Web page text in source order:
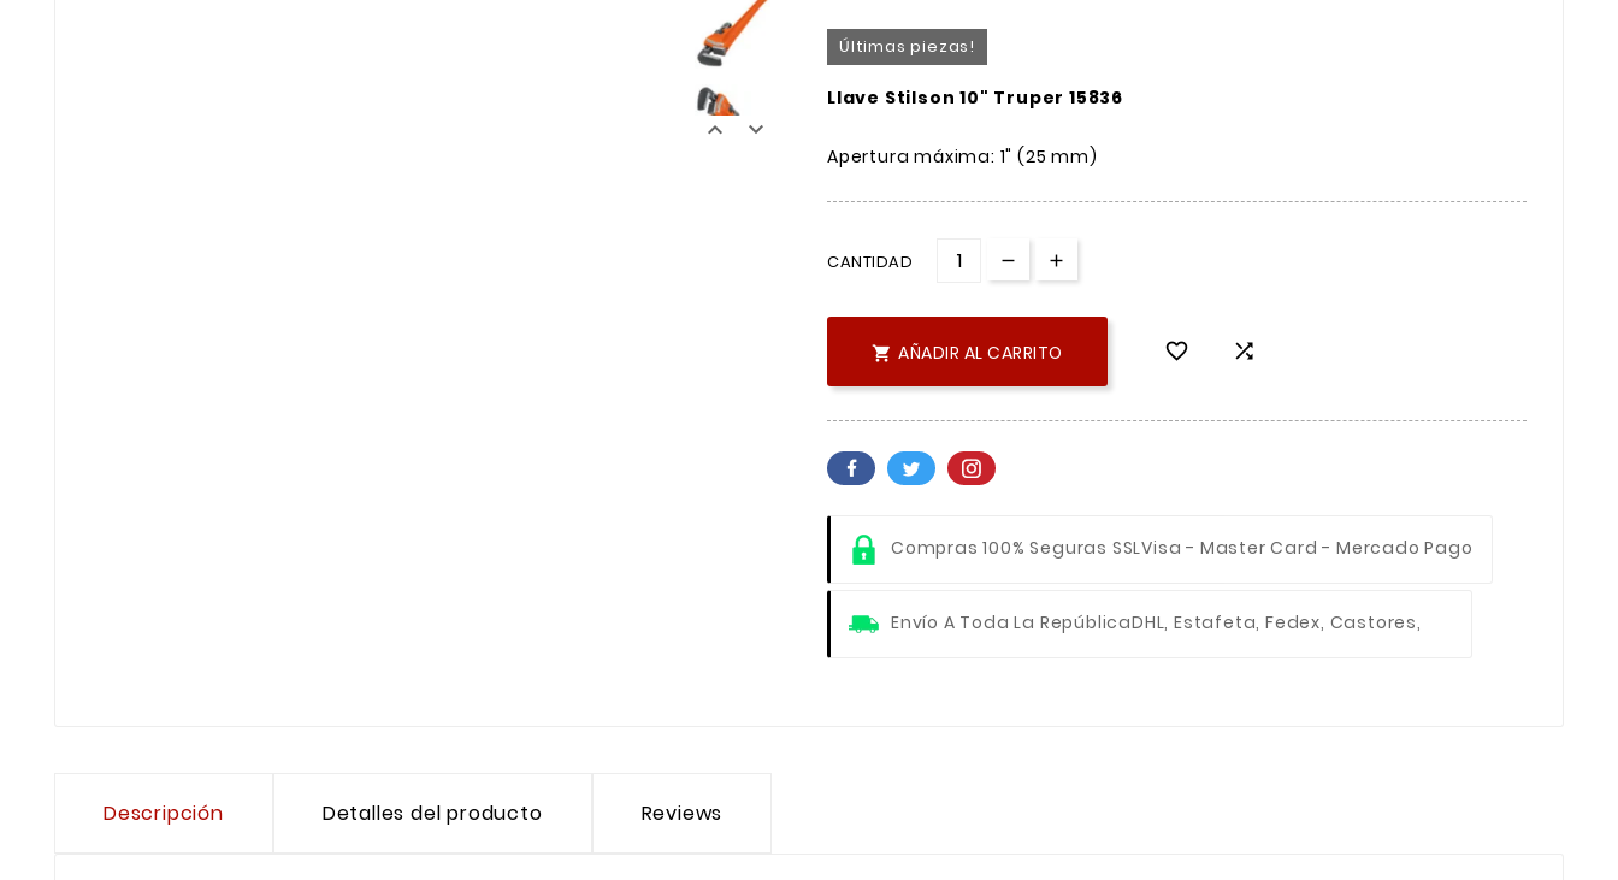
 
Últimas piezas!
Llave Stilson 10" Truper 15836
Apertura máxima: 1" (25 mm)
CANTIDAD
 AÑADIR AL CARRITO  
Compras 100% Seguras SSLVisa - Master Card - Mercado Pago
Envío A Toda La RepúblicaDHL, Estafeta, Fedex, Castores,
Descripción Detalles del producto Reviews